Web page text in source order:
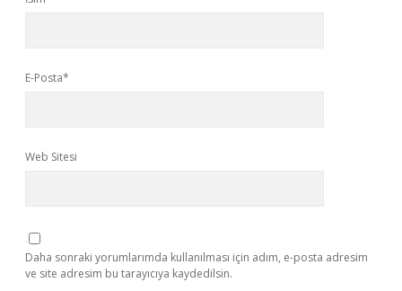
E-Posta*
Web Sitesi
Daha sonraki yorumlarımda kullanılması için adım, e-posta adresim
ve site adresim bu tarayıcıya kaydedilsin.